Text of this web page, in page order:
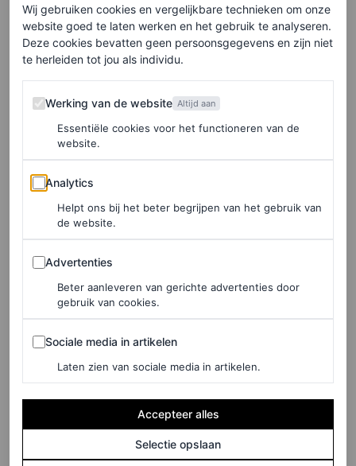
“Het zou mooi zijn als we met deze campagne
consumenten bewust kunnen maken van de waarde van
kleding. En dat ze wellicht minder geld uitgeven aan
fashion en meer doneren aan het Leger des Heils”, aldus
fotograaf Carli Hermès, die de beelden van de campagne
Dit bericht op Instagram bekijken
Wij gebruiken cookies en vergelijkbare technieken om onze
website goed te laten werken en het gebruik te analyseren.
Deze cookies bevatten geen persoonsgegevens en zijn niet
te herleiden tot jou als individu.
Werking van de website
Werking van de website Altijd aan
Essentiële cookies voor het functioneren van de
website.
Analytics
Analytics
Helpt ons bij het beter begrijpen van het gebruik van
de website.
Advertenties
Advertenties
Beter aanleveren van gerichte advertenties door
gebruik van cookies.
Sociale media in artikelen
Sociale media in artikelen
Laten zien van sociale media in artikelen.
Accepteer alles
Selectie opslaan